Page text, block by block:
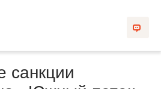
санкции